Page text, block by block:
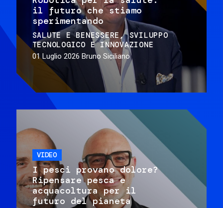
il futuro che stiamo
sperimentando
SALUTE E BENESSERE
SVILUPPO
TECNOLOGICO E INNOVAZIONE
01 Luglio 2026 Bruno Siciliano
VIDEO
I pesci provano dolore?
Ripensare pesca e
acquacoltura per il
futuro del pianeta